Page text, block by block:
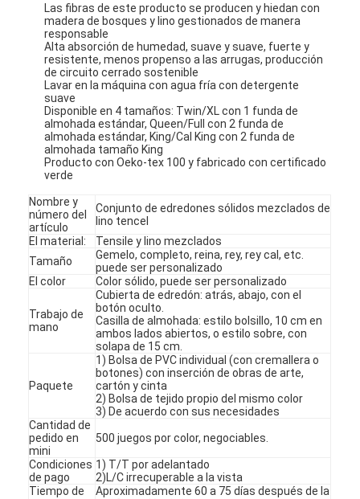
Las fibras de este producto se producen y hiedan con
madera de bosques y lino gestionados de manera
responsable
Alta absorción de humedad, suave y suave, fuerte y
resistente, menos propenso a las arrugas, producción
de circuito cerrado sostenible
Lavar en la máquina con agua fría con detergente
suave
Disponible en 4 tamaños: Twin/XL con 1 funda de
almohada estándar, Queen/Full con 2 funda de
almohada estándar, King/Cal King con 2 funda de
almohada tamaño King
Producto con Oeko-tex 100 y fabricado con certificado
verde
Nombre y
número del
artículo
Conjunto de edredones sólidos mezclados de
lino tencel
El material:
Tensile y lino mezclados
Tamaño
Gemelo, completo, reina, rey, rey cal, etc.
puede ser personalizado
El color
Color sólido, puede ser personalizado
Trabajo de
mano
Cubierta de edredón: atrás, abajo, con el
botón oculto.
Casilla de almohada: estilo bolsillo, 10 cm en
ambos lados abiertos, o estilo sobre, con
solapa de 15 cm.
Paquete
1) Bolsa de PVC individual (con cremallera o
botones) con inserción de obras de arte,
cartón y cinta
2) Bolsa de tejido propio del mismo color
3) De acuerdo con sus necesidades
Cantidad de
pedido en
mini
500 juegos por color, negociables.
Condiciones
de pago
1) T/T por adelantado
2)L/C irrecuperable a la vista
Tiempo de
Aproximadamente 60 a 75 días después de la